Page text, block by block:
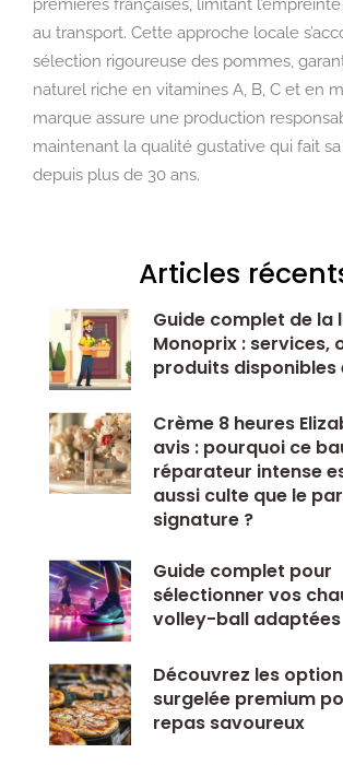
premières françaises, limitant
au transport. Cette approche locale
sélection rigoureuse des pommes,
naturel riche en vitamines A, B, C et en
marque assure une production
maintenant la qualité gustative qui fait
depuis plus de 30 ans.
Articles
Guide complet de la
Monoprix : services,
produits disponibles
Crème 8 heures
avis : pourquoi ce
réparateur intense
aussi culte que le
signature ?
Guide complet pour
sélectionner vos
volley-ball adaptées
Découvrez les
surgelée premium
repas savoureux